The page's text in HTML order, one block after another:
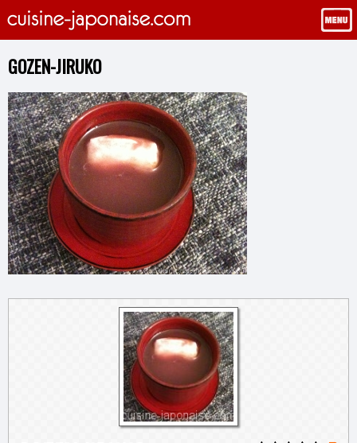
GOZEN-JIRUKO